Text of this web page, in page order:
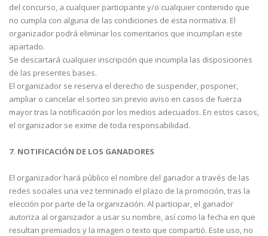
del concurso, a cualquier participante y/o cualquier contenido que
no cumpla con alguna de las condiciones de esta normativa. El
organizador podrá eliminar los comentarios que incumplan este
apartado.
Se descartará cualquier inscripción que incumpla las disposiciones
de las presentes bases.
El organizador se reserva el derecho de suspender, posponer,
ampliar o cancelar el sorteo sin previo aviso en casos de fuerza
mayor tras la notificación por los medios adecuados. En estos casos,
el organizador se exime de toda responsabilidad.
7. NOTIFICACIÓN DE LOS GANADORES
El organizador hará público el nombre del ganador a través de las
redes sociales una vez terminado el plazo de la promoción, tras la
elección por parte de la organización. Al participar, el ganador
autoriza al organizador a usar su nombre, así como la fecha en que
resultan premiados y la imagen o texto que compartió. Este uso, no